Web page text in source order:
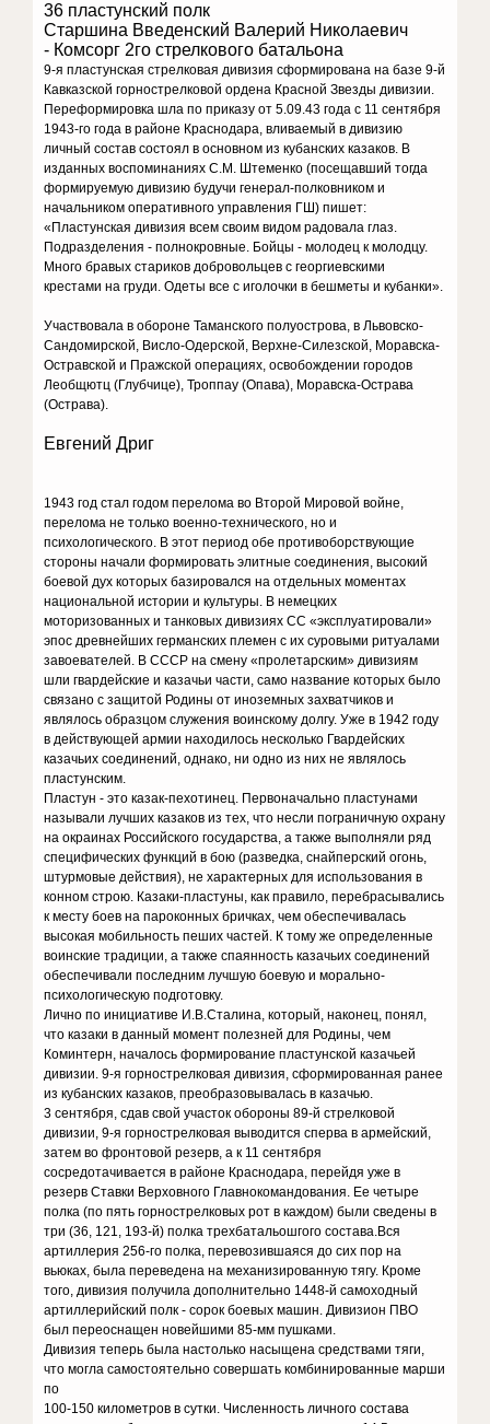
36 пластунский полк
Старшина Введенский Валерий Николаевич
- Комсорг 2го стрелкового батальона
9-я пластунская стрелковая дивизия сформирована на базе 9-й
Кавказской горнострелковой ордена Красной Звезды дивизии.
Переформировка шла по приказу от 5.09.43 года с 11 сентября
1943-го года в районе Краснодара, вливаемый в дивизию
личный состав состоял в основном из кубанских казаков. В
изданных воспоминаниях С.М. Штеменко (посещавший тогда
формируемую дивизию будучи генерал-полковником и
начальником оперативного управления ГШ) пишет:
«Пластунская дивизия всем своим видом радовала глаз.
Подразделения - полнокровные. Бойцы - молодец к молодцу.
Много бравых стариков добровольцев с георгиевскими
крестами на груди. Одеты все с иголочки в бешметы и кубанки».
Участвовала в обороне Таманского полуострова, в Львовско-
Сандомирской, Висло-Одерской, Верхне-Силезской, Моравска-
Остравской и Пражской операциях, освобождении городов
Леобщютц (Глубчице), Троппау (Опава), Моравска-Острава
(Острава).
Евгений Дриг
1943 год стал годом перелома во Второй Мировой войне,
перелома не только военно-технического, но и
психологического. В этот период обе противоборствующие
стороны начали формировать элитные соединения, высокий
боевой дух которых базировался на отдельных моментах
национальной истории и культуры. В немецких
моторизованных и танковых дивизиях СС «эксплуатировали»
эпос древнейших германских племен с их суровыми ритуалами
завоевателей. В СССР на смену «пролетарским» дивизиям
шли гвардейские и казачьи части, само название которых было
связано с защитой Родины от иноземных захватчиков и
являлось образцом служения воинскому долгу. Уже в 1942 году
в действующей армии находилось несколько Гвардейских
казачьих соединений, однако, ни одно из них не являлось
пластунским.
Пластун - это казак-пехотинец. Первоначально пластунами
называли лучших казаков из тех, что несли пограничную охрану
на окраинах Российского государства, а также выполняли ряд
специфических функций в бою (разведка, снайперский огонь,
штурмовые действия), не характерных для использования в
конном строю. Казаки-пластуны, как правило, перебрасывались
к месту боев на пароконных бричках, чем обеспечивалась
высокая мобильность пеших частей. К тому же определенные
воинские традиции, а также спаянность казачьих соединений
обеспечивали последним лучшую боевую и морально-
психологическую подготовку.
Лично по инициативе И.В.Сталина, который, наконец, понял,
что казаки в данный момент полезней для Родины, чем
Коминтерн, началось формирование пластунской казачьей
дивизии. 9-я горнострелковая дивизия, сформированная ранее
из кубанских казаков, преобразовывалась в казачью.
3 сентября, сдав свой участок обороны 89-й стрелковой
дивизии, 9-я горнострелковая выводится сперва в армейский,
затем во фронтовой резерв, а к 11 сентября
сосредотачивается в районе Краснодара, перейдя уже в
резерв Ставки Верховного Главнокомандования. Ее четыре
полка (по пять горнострелковых рот в каждом) были сведены в
три (36, 121, 193-й) полка трехбатальошгого состава.Вся
артиллерия 256-го полка, перевозившаяся до сих пор на
вьюках, была переведена на механизированную тягу. Кроме
того, дивизия получила дополнительно 1448-й самоходный
артиллерийский полк - сорок боевых машин. Дивизион ПВО
был переоснащен новейшими 85-мм пушками.
Дивизия теперь была настолько насыщена средствами тяги,
что могла самостоятельно совершать комбинированные марши
по
100-150 километров в сутки. Численность личного состава